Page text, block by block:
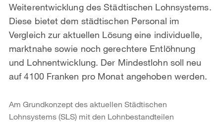
Weiterentwicklung des Städtischen Lohnsystems.
Diese bietet dem städtischen Personal im
Vergleich zur aktuellen Lösung eine individuelle,
marktnahe sowie noch gerechtere Entlöhnung
und Lohnentwicklung. Der Mindestlohn soll neu
auf 4100 Franken pro Monat angehoben werden.
Am Grundkonzept des aktuellen Städtischen
Lohnsystems (SLS) mit den Lohnbestandteilen